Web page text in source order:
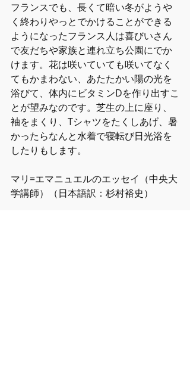
フランスでも、長くて暗い冬がようや
く終わりやっとでかけることができる
ようになったフランス人は喜びいさん
で友だちや家族と連れ立ち公園にでか
けます。花は咲いていても咲いてなく
てもかまわない、あたたかい陽の光を
浴びて、体内にビタミンDを作り出すこ
とが望みなのです。芝生の上に座り、
袖をまくり、Tシャツをたくしあげ、暑
かったらなんと水着で寝転び日光浴を
したりもします。
マリ=エマニュエルのエッセイ（中央大
学講師）（日本語訳：杉村裕史）